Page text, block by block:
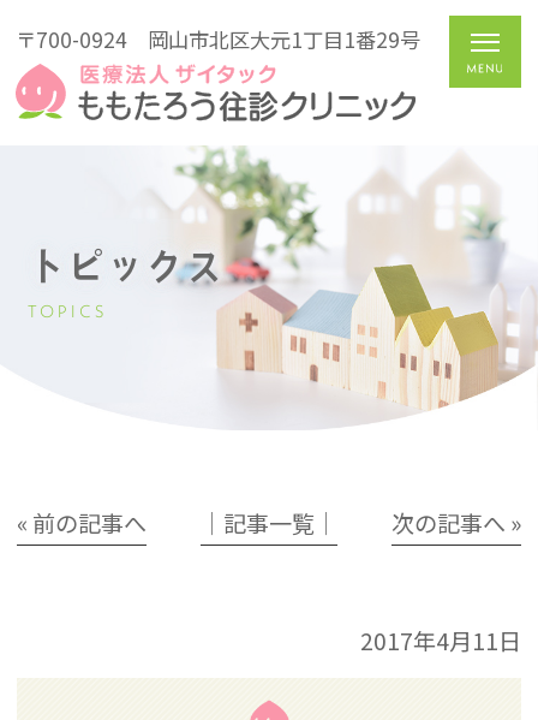
〒700-0924 岡山市北区大元1丁目1番29号
トピックス
TOPICS
« 前の記事へ │記事一覧│ 次の記事へ »
2017年4月11日